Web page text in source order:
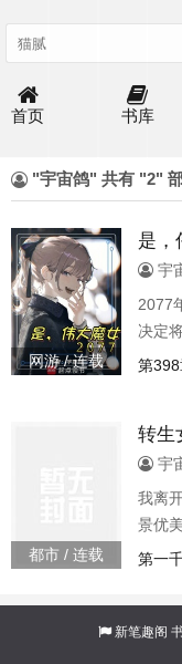
首页 书库
"宇宙鸽" 共有 "2" 部
网游 / 连载
是，
宇
2077
决定
第
都市 / 连载
转生
宇
我离
景优
只因
第一
新笔趣阁